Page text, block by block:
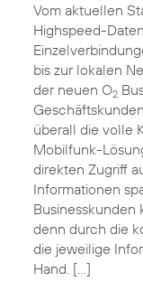
Vom aktuellen
Highspeed-
bis zur lokalen
der neuen O2
überall die volle
Mobilfunk-
direkten Zugriff
Informationen
Businesskunden
denn durch die
die jeweilige
Hand. […]